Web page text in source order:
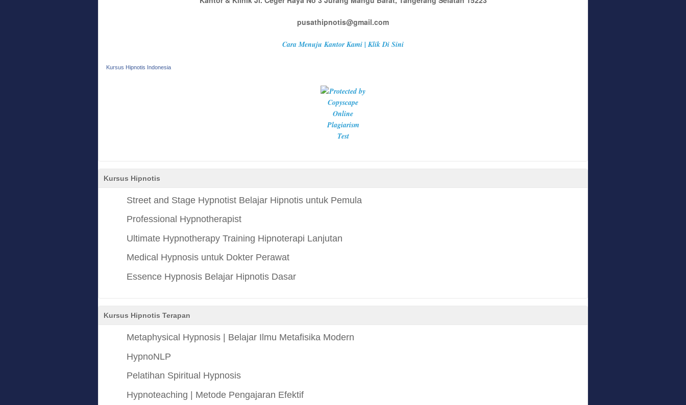
pusathipnotis@gmail.com
Cara Menuju Kantor Kami | Klik Di Sini
Kursus Hipnotis Indonesia
Kursus Hipnotis
Street and Stage Hypnotist Belajar Hipnotis untuk Pemula
Professional Hypnotherapist
Ultimate Hypnotherapy Training Hipnoterapi Lanjutan
Medical Hypnosis untuk Dokter Perawat
Essence Hypnosis Belajar Hipnotis Dasar
Kursus Hipnotis Terapan
Metaphysical Hypnosis | Belajar Ilmu Metafisika Modern
HypnoNLP
Pelatihan Spiritual Hypnosis
Hypnoteaching | Metode Pengajaran Efektif